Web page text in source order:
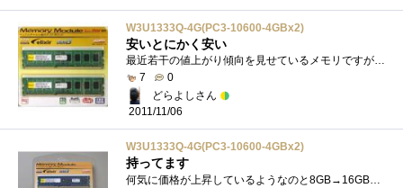
W3U1333Q-4G(PC3-10600-4GBx2)
安いとにかく安い
7
0
どらよしさん
2011/11/06
W3U1333Q-4G(PC3-10600-4GBx2)
持ってます
何気に価格が上昇しているようなのと8GB→16GBにしてパフォーマンスが変わるのか確認したくて購入してみました。Windows7のメモリテストで問題あ�...